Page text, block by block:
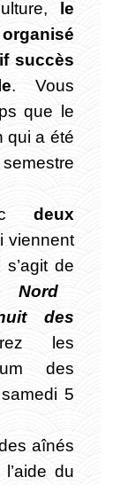
le
succès
. Vous
que le
qui a été
deux
viennent
de
Nord
des
les
des
5
aînés
du